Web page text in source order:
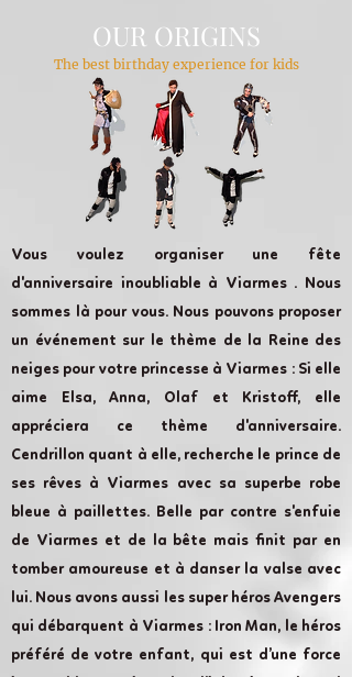
OUR ORIGINS
The best birthday experience for kids
Vous voulez organiser une fête
d'anniversaire inoubliable à Viarmes . Nous
sommes là pour vous. Nous pouvons proposer
un événement sur le thème de la Reine des
neiges pour votre princesse à Viarmes : Si elle
aime Elsa, Anna, Olaf et Kristoff, elle
appréciera ce thème d'anniversaire.
Cendrillon quant à elle, recherche le prince de
ses rêves à Viarmes avec sa superbe robe
bleue à paillettes. Belle par contre s'enfuie
de Viarmes et de la bête mais finit par en
tomber amoureuse et à danser la valse avec
lui. Nous avons aussi les super héros Avengers
qui débarquent à Viarmes : Iron Man, le héros
préféré de votre enfant, qui est d’une force